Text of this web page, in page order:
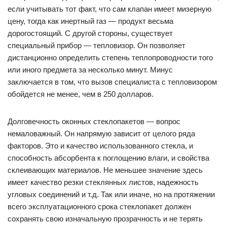
если учитывать тот факт, что сам клапан имеет мизерную
цену, тогда как инертный газ — продукт весьма
дорогостоящий. С другой стороны, существует
специальный прибор — тепловизор. Он позволяет
дистанционно определить степень теплопроводности того
или иного предмета за несколько минут. Минус
заключается в том, что вызов специалиста с тепловизором
обойдется не менее, чем в 250 долларов.
Долговечность оконных стеклопакетов — вопрос
немаловажный. Он напрямую зависит от целого ряда
факторов. Это и качество использованного стекла, и
способность абсорбента к поглощению влаги, и свойства
склеивающих материалов. Не меньшее значение здесь
имеет качество резки стеклянных листов, надежность
угловых соединений и т.д. Так или иначе, но на протяжении
всего эксплуатационного срока стеклопакет должен
сохранять свою изначальную прозрачность и не терять